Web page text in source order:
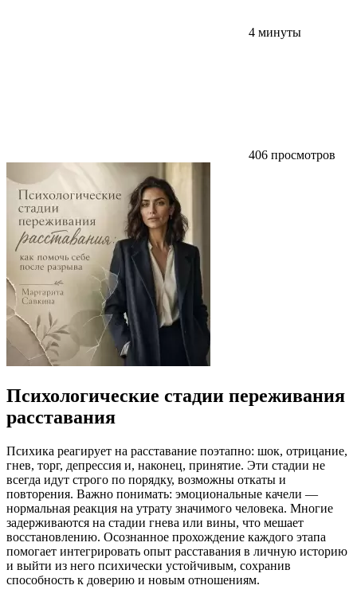
4 минуты
406 просмотров
Психологические стадии переживания
расставания
Психика реагирует на расставание поэтапно: шок, отрицание,
гнев, торг, депрессия и, наконец, принятие. Эти стадии не
всегда идут строго по порядку, возможны откаты и
повторения. Важно понимать: эмоциональные качели —
нормальная реакция на утрату значимого человека. Многие
задерживаются на стадии гнева или вины, что мешает
восстановлению. Осознанное прохождение каждого этапа
помогает интегрировать опыт расставания в личную историю
и выйти из него психически устойчивым, сохранив
способность к доверию и новым отношениям.